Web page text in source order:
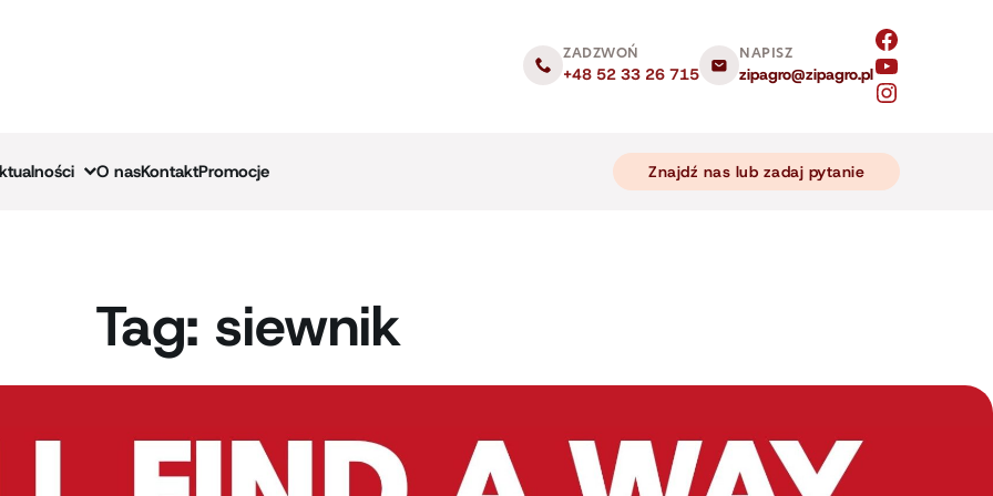
ZADZWOŃ
+48 52 33 26 715
NAPISZ
zipagro@zipagro.pl
O nasKontaktPromocje Znajdź nas lub zadaj pytanie
Tag: siewnik